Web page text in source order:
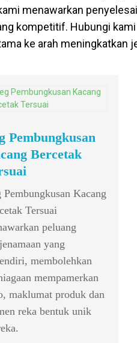
menawarkan
kompetitif. Hubungi
ke arah meningkatkan
Pembungkusan
Bercetak
Pembungkusan Kacang
Tersuai
peluang
yang
membolehkan
mempamerkan
maklumat produk dan
reka bentuk unik